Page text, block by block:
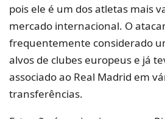
pois ele é um dos atletas mais
mercado internacional. O
frequentemente considerado
alvos de clubes europeus e já
associado ao Real Madrid em
transferências.